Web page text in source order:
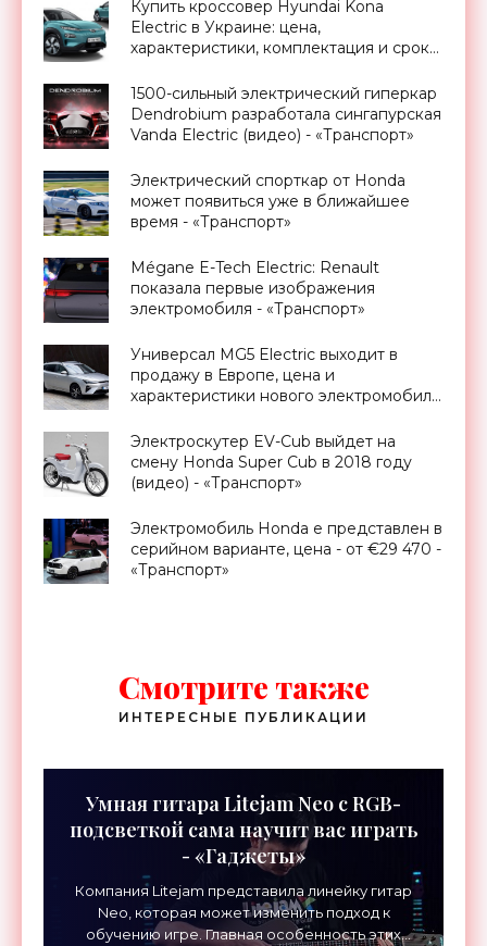
Купить кроссовер Hyundai Kona
Electric в Украине: цена,
характеристики, комплектация и сроки
официально - «Транспорт»
1500-сильный электрический гиперкар
Dendrobium разработала сингапурская
Vanda Electric (видео) - «Транспорт»
Электрический спорткар от Honda
может появиться уже в ближайшее
время - «Транспорт»
Mégane E-Tech Electric: Renault
показала первые изображения
электромобиля - «Транспорт»
Универсал MG5 Electric выходит в
продажу в Европе, цена и
характеристики нового электромобиля
Электроскутер EV-Cub выйдет на
смену Honda Super Cub в 2018 году
(видео) - «Транспорт»
Электромобиль Honda e представлен в
серийном варианте, цена - от €29 470 -
«Транспорт»
Смотрите также
ИНТЕРЕСНЫЕ ПУБЛИКАЦИИ
Умная гитара Litejam Neo с RGB-
подсветкой сама научит вас играть
- «Гаджеты»
Компания Litejam представила линейку гитар
Neo, которая может изменить подход к
обучению игре. Главная особенность этих